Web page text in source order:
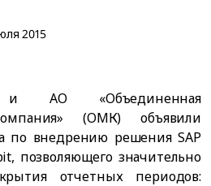
2015
АО «Объединенная
(ОМК) объявили
по внедрению решения SAP
позволяющего значительно
отчетных периодов: